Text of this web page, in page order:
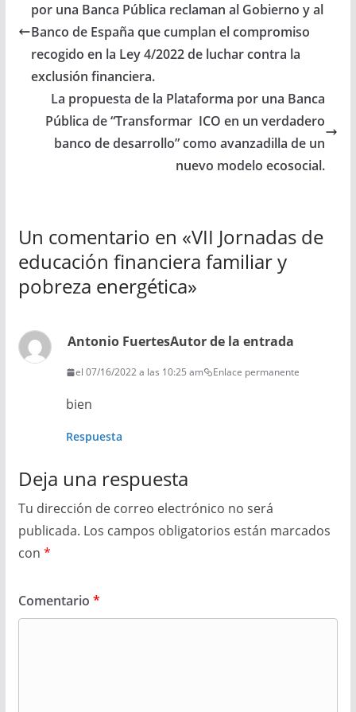
por una Banca Pública reclaman al Gobierno y al
Banco de España que cumplan el compromiso
recogido en la Ley 4/2022 de luchar contra la
exclusión financiera.
La propuesta de la Plataforma por una Banca
Pública de “Transformar ICO en un verdadero
banco de desarrollo” como avanzadilla de un
nuevo modelo ecosocial.
Un comentario en «VII Jornadas de
educación financiera familiar y
pobreza energética»
Antonio FuertesAutor de la entrada
el 07/16/2022 a las 10:25 am Enlace permanente
bien
Respuesta
Deja una respuesta
Tu dirección de correo electrónico no será
publicada. Los campos obligatorios están marcados
con *
Comentario *